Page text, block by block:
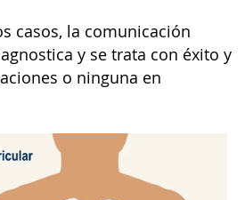
casos, la comunicación
y se trata con éxito y
o ninguna en